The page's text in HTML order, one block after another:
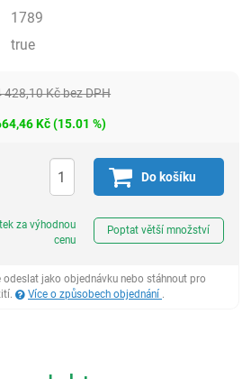
1789
true
428,10Kčbez DPH
Kč(15.01 %)
Do košíku
za výhodnou
cenu
Poptat větší množství
odeslat jako objednávku nebo stáhnout pro
Více o způsobech objednání